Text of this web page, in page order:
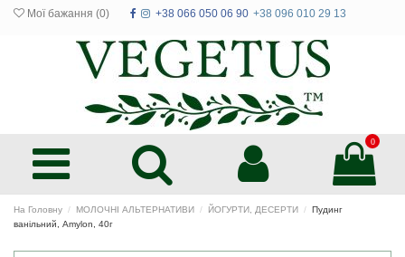
Мої бажання (0) +38 066 050 06 90 +38 096 010 29 13
0
На Головну МОЛОЧНІ АЛЬТЕРНАТИВИ ЙОГУРТИ, ДЕСЕРТИ
Пудинг
ванільний, Amylon, 40г